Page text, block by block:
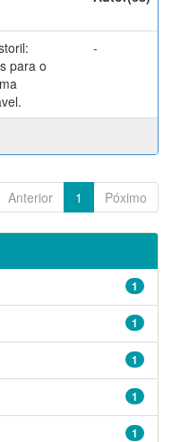
para o
-
Anterior 1 Póximo
1
1
1
1
1